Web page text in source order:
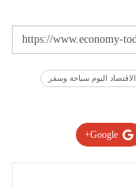
الاقتصاد اليوم سياحة وسفر
Google+